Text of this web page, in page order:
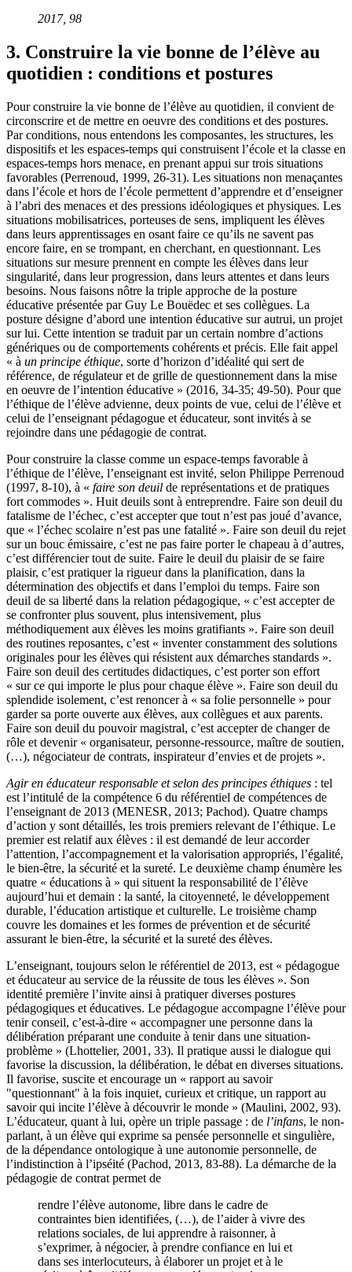
2017, 98
3. Construire la vie bonne de l’élève au
quotidien : conditions et postures
Pour construire la vie bonne de l’élève au quotidien, il convient de
circonscrire et de mettre en oeuvre des conditions et des postures.
Par conditions, nous entendons les composantes, les structures, les
dispositifs et les espaces-temps qui construisent l’école et la classe en
espaces-temps hors menace, en prenant appui sur trois situations
favorables (Perrenoud, 1999, 26-31). Les situations non menaçantes
dans l’école et hors de l’école permettent d’apprendre et d’enseigner
à l’abri des menaces et des pressions idéologiques et physiques. Les
situations mobilisatrices, porteuses de sens, impliquent les élèves
dans leurs apprentissages en osant faire ce qu’ils ne savent pas
encore faire, en se trompant, en cherchant, en questionnant. Les
situations sur mesure prennent en compte les élèves dans leur
singularité, dans leur progression, dans leurs attentes et dans leurs
besoins. Nous faisons nôtre la triple approche de la posture
éducative présentée par Guy Le Bouëdec et ses collègues. La
posture désigne d’abord une intention éducative sur autrui, un projet
sur lui. Cette intention se traduit par un certain nombre d’actions
génériques ou de comportements cohérents et précis. Elle fait appel
« à un principe éthique, sorte d’horizon d’idéalité qui sert de
référence, de régulateur et de grille de questionnement dans la mise
en oeuvre de l’intention éducative » (2016, 34-35; 49-50). Pour que
l’éthique de l’élève advienne, deux points de vue, celui de l’élève et
celui de l’enseignant pédagogue et éducateur, sont invités à se
rejoindre dans une pédagogie de contrat.
Pour construire la classe comme un espace-temps favorable à
l’éthique de l’élève, l’enseignant est invité, selon Philippe Perrenoud
(1997, 8-10), à « faire son deuil de représentations et de pratiques
fort commodes ». Huit deuils sont à entreprendre. Faire son deuil du
fatalisme de l’échec, c’est accepter que tout n’est pas joué d’avance,
que « l’échec scolaire n’est pas une fatalité ». Faire son deuil du rejet
sur un bouc émissaire, c’est ne pas faire porter le chapeau à d’autres,
c’est différencier tout de suite. Faire le deuil du plaisir de se faire
plaisir, c’est pratiquer la rigueur dans la planification, dans la
détermination des objectifs et dans l’emploi du temps. Faire son
deuil de sa liberté dans la relation pédagogique, « c’est accepter de
se confronter plus souvent, plus intensivement, plus
méthodiquement aux élèves les moins gratifiants ». Faire son deuil
des routines reposantes, c’est « inventer constamment des solutions
originales pour les élèves qui résistent aux démarches standards ».
Faire son deuil des certitudes didactiques, c’est porter son effort
« sur ce qui importe le plus pour chaque élève ». Faire son deuil du
splendide isolement, c’est renoncer à « sa folie personnelle » pour
garder sa porte ouverte aux élèves, aux collègues et aux parents.
Faire son deuil du pouvoir magistral, c’est accepter de changer de
rôle et devenir « organisateur, personne-ressource, maître de soutien,
(…), négociateur de contrats, inspirateur d’envies et de projets ».
Agir en éducateur responsable et selon des principes éthiques : tel
est l’intitulé de la compétence 6 du référentiel de compétences de
l’enseignant de 2013 (MENESR, 2013; Pachod). Quatre champs
d’action y sont détaillés, les trois premiers relevant de l’éthique. Le
premier est relatif aux élèves : il est demandé de leur accorder
l’attention, l’accompagnement et la valorisation appropriés, l’égalité,
le bien-être, la sécurité et la sureté. Le deuxième champ énumère les
quatre « éducations à » qui situent la responsabilité de l’élève
aujourd’hui et demain : la santé, la citoyenneté, le développement
durable, l’éducation artistique et culturelle. Le troisième champ
couvre les domaines et les formes de prévention et de sécurité
assurant le bien-être, la sécurité et la sureté des élèves.
L’enseignant, toujours selon le référentiel de 2013, est « pédagogue
et éducateur au service de la réussite de tous les élèves ». Son
identité première l’invite ainsi à pratiquer diverses postures
pédagogiques et éducatives. Le pédagogue accompagne l’élève pour
tenir conseil, c’est-à-dire « accompagner une personne dans la
délibération préparant une conduite à tenir dans une situation-
problème » (Lhottelier, 2001, 33). Il pratique aussi le dialogue qui
favorise la discussion, la délibération, le débat en diverses situations.
Il favorise, suscite et encourage un « rapport au savoir
"questionnant" à la fois inquiet, curieux et critique, un rapport au
savoir qui incite l’élève à découvrir le monde » (Maulini, 2002, 93).
L’éducateur, quant à lui, opère un triple passage : de l’infans, le non-
parlant, à un élève qui exprime sa pensée personnelle et singulière,
de la dépendance ontologique à une autonomie personnelle, de
l’indistinction à l’ipséité (Pachod, 2013, 83-88). La démarche de la
pédagogie de contrat permet de
rendre l’élève autonome, libre dans le cadre de
contraintes bien identifiées, (…), de l’aider à vivre des
relations sociales, de lui apprendre à raisonner, à
s’exprimer, à négocier, à prendre confiance en lui et
dans ses interlocuteurs, à élaborer un projet et à le